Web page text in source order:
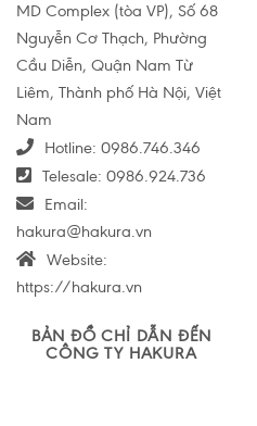
MD Complex (tòa VP), Số 68
Nguyễn Cơ Thạch, Phường
Cầu Diễn, Quận Nam Từ
Liêm, Thành phố Hà Nội, Việt
Nam
Hotline: 0986.746.346
Telesale: 0986.924.736
Email:
hakura@hakura.vn
Website:
https://hakura.vn
BẢN ĐỒ CHỈ DẪN ĐẾN
CÔNG TY HAKURA